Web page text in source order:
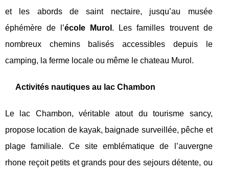
et les abords de saint nectaire, jusqu’au musée
éphémère de l’école Murol . Les familles trouvent de
nombreux chemins balisés accessibles depuis le
camping, la ferme locale ou même le chateau Murol.
Activités nautiques au lac Chambon
Le lac Chambon, véritable atout du tourisme sancy,
propose location de kayak, baignade surveillée, pêche et
plage familiale. Ce site emblématique de l’auvergne
rhone reçoit petits et grands pour des sejours détente, ou